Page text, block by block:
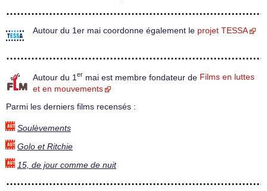
Autour du 1er mai coordonne également le projet TESSA
Autour du 1 er mai est membre fondateur de Films en luttes
et en mouvements
Parmi les derniers films recensés :
Soulèvements
Golo et Ritchie
15, de jour comme de nuit